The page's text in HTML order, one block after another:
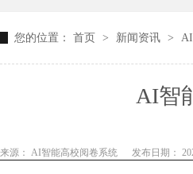
您的位置： 首页 > 新闻资讯 >
AI智
来源： AI智能高校阅卷系统 发布日期：